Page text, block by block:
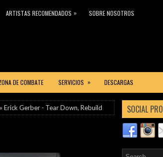
ARTISTAS RECOMENDADOS » SOBRE NOSOTROS
DE COMBATE SERVICIOS » DESCARGAS
» Erick Gerber - Tear Down, Rebuild SOCIAL